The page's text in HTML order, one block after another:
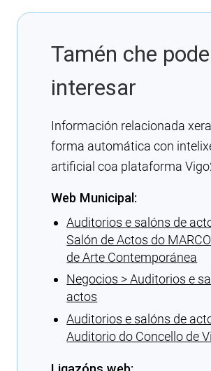
Tamén che
interesar
Información relacionada
forma automática con
artificial coa plataforma
Web Municipal:
Auditorios e salóns de
Salón de Actos do
de Arte Contemporánea
Negocios > Auditorios e
actos
Auditorios e salóns de
Auditorio do Concello de